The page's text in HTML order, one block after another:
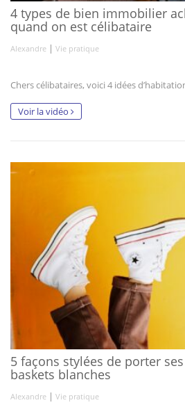
4 types de bien immobilier
quand on est célibataire
Alexandre | Vie pratique
Chers célibataires, voici 4 idées
Voir la vidéo
5 façons stylées de porter ses
baskets blanches
Alexandre | Vie pratique